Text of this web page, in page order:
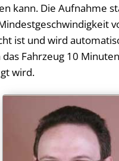
kann. Die Aufnahme
ist und wird
Fahrzeug 10
wird.